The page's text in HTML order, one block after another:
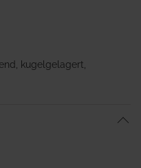
kugelgelagert,